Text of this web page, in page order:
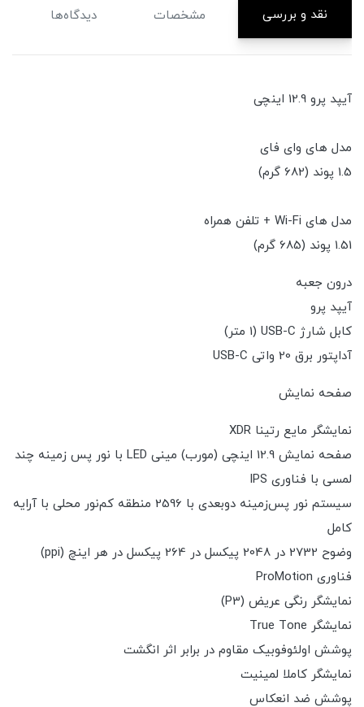
نقد و بررسی مشخصات دیدگاه‌ها
آیپد پرو 12.9 اینچی
مدل های وای فای
1.5 پوند (682 گرم)
مدل های Wi-Fi + تلفن همراه
1.51 پوند (685 گرم)
درون جعبه
آیپد پرو
کابل شارژ USB-C (1 متر)
آداپتور برق 20 واتی USB-C
صفحه نمایش
نمایشگر مایع رتینا XDR
صفحه نمایش 12.9 اینچی (مورب) مینی LED با نور پس زمینه چند
لمسی با فناوری IPS
سیستم نور پس‌زمینه دوبعدی با 2596 منطقه کم‌نور محلی با آرایه
کامل
وضوح 2732 در 2048 پیکسل در 264 پیکسل در هر اینچ (ppi)
فناوری ProMotion
نمایشگر رنگی عریض (P3)
نمایشگر True Tone
پوشش اولئوفوبیک مقاوم در برابر اثر انگشت
نمایشگر کاملا لمینیت
پوشش ضد انعکاس